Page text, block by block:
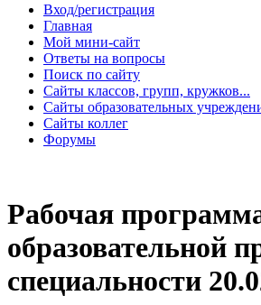
Вход/регистрация
Главная
Мой мини-сайт
Ответы на вопросы
Поиск по сайту
Сайты классов, групп, кружков...
Сайты образовательных
Сайты коллег
Форумы
Рабочая
образовательной
специальности